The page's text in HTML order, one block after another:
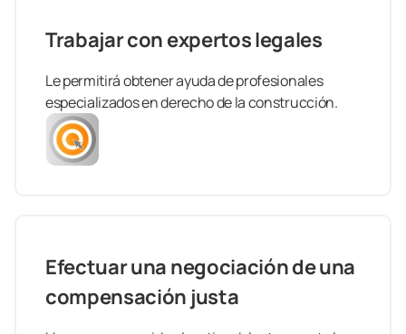
Trabajar con expertos legales
Le permitirá obtener ayuda de profesionales
especializados en derecho de la construcción.
Efectuar una negociación de una
compensación justa